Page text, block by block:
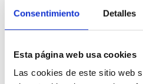
Consentimiento Detalles
Esta página web usa cookies
Las cookies de este sitio web